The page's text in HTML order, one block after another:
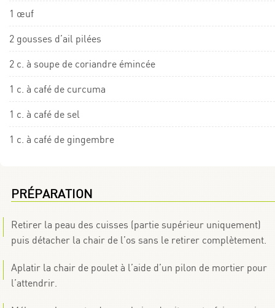
1 œuf
2 gousses d’ail pilées
2 c. à soupe de coriandre émincée
1 c. à café de curcuma
1 c. à café de sel
1 c. à café de gingembre
PRÉPARATION
Retirer la peau des cuisses (partie supérieur uniquement)
puis détacher la chair de l’os sans le retirer complètement.
Aplatir la chair de poulet à l’aide d’un pilon de mortier pour
l’attendrir.